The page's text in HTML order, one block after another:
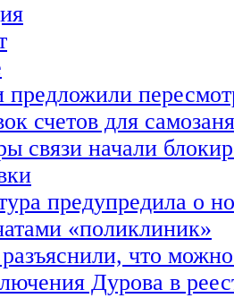
предложили
счетов для
связи начали
предупредила о
«поликлиник»
что можно
Дурова в